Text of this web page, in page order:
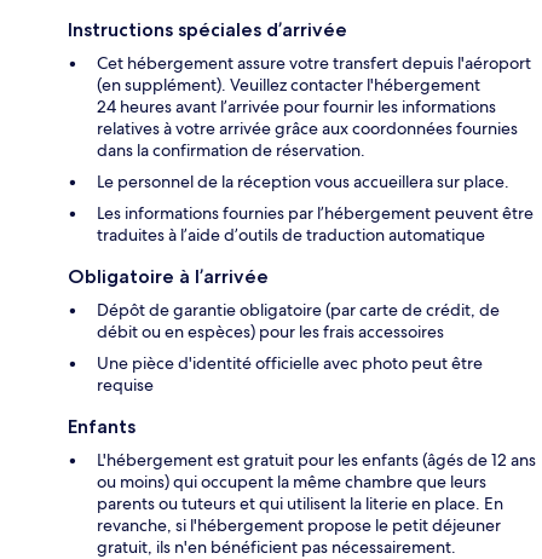
Instructions spéciales d’arrivée
Cet hébergement assure votre transfert depuis l'aéroport
(en supplément). Veuillez contacter l'hébergement
24 heures avant l’arrivée pour fournir les informations
relatives à votre arrivée grâce aux coordonnées fournies
dans la confirmation de réservation.
Le personnel de la réception vous accueillera sur place.
Les informations fournies par l’hébergement peuvent être
traduites à l’aide d’outils de traduction automatique
Obligatoire à l’arrivée
Dépôt de garantie obligatoire (par carte de crédit, de
débit ou en espèces) pour les frais accessoires
Une pièce d'identité officielle avec photo peut être
requise
Enfants
L'hébergement est gratuit pour les enfants (âgés de 12 ans
ou moins) qui occupent la même chambre que leurs
parents ou tuteurs et qui utilisent la literie en place. En
revanche, si l'hébergement propose le petit déjeuner
gratuit, ils n'en bénéficient pas nécessairement.